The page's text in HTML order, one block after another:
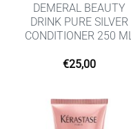
DEMERAL BEAUTY
DRINK PURE SILVER
CONDITIONER 250 ML
€25,00